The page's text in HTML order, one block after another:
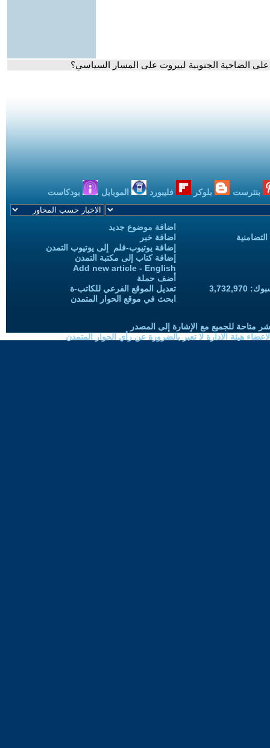
على الضاحية الجنوبية لبيروت على المسار السياسي؟
بنترست بلوكر فليبورد الموبايل بودكاست
اضافة موضوع جديد
اضافة خبر
إضافة يوتيوب-فلم إلى يوتيوب التمدن
إضافة كتاب إلى مكتبة التمدن
Add new article - English
أضف حملة
تعديل الموقع الفرعي للكاتب-ة
ابحث في موقع الحوار المتمدن
متاحة للجميع مع الإشارة إلى المصدر
هيئة الادارة لا تعبر بالضرورة عن رأي الحوار المتمدن